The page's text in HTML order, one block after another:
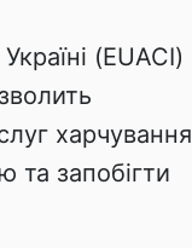
(EUACI)
харчування
запобігти